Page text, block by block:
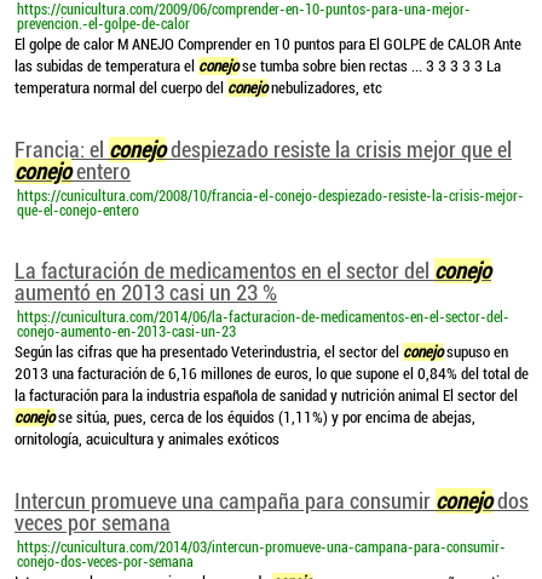
https://cunicultura.com/2009/06/comprender-en-10-puntos-para-una-mejor-
prevencion.-el-golpe-de-calor
El golpe de calor M ANEJO Comprender en 10 puntos para El GOLPE de CALOR Ante
las subidas de temperatura el conejose tumba sobre bien rectas ... 3 3 3 3 3 La
temperatura normal del cuerpo del conejonebulizadores, etc
Francia: el conejodespiezado resiste la crisis mejor que el
conejoentero
https://cunicultura.com/2008/10/francia-el-conejo-despiezado-resiste-la-crisis-mejor-
que-el-conejo-entero
La facturación de medicamentos en el sector del conejo
aumentó en 2013 casi un 23 %
https://cunicultura.com/2014/06/la-facturacion-de-medicamentos-en-el-sector-del-
conejo-aumento-en-2013-casi-un-23
Según las cifras que ha presentado Veterindustria, el sector del conejosupuso en
2013 una facturación de 6,16 millones de euros, lo que supone el 0,84% del total de
la facturación para la industria española de sanidad y nutrición animal El sector del
conejose sitúa, pues, cerca de los équidos (1,11%) y por encima de abejas,
ornitología, acuicultura y animales exóticos
Intercun promueve una campaña para consumir conejodos
veces por semana
https://cunicultura.com/2014/03/intercun-promueve-una-campana-para-consumir-
conejo-dos-veces-por-semana